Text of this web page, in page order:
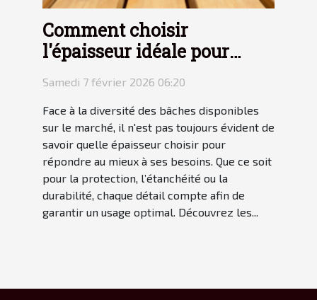
Comment choisir
l'épaisseur idéale pour
votre bâche ?
Samedi 7 février 2026 06:20
Face à la diversité des bâches disponibles
sur le marché, il n'est pas toujours évident de
savoir quelle épaisseur choisir pour
répondre au mieux à ses besoins. Que ce soit
pour la protection, l’étanchéité ou la
durabilité, chaque détail compte afin de
garantir un usage optimal. Découvrez les...